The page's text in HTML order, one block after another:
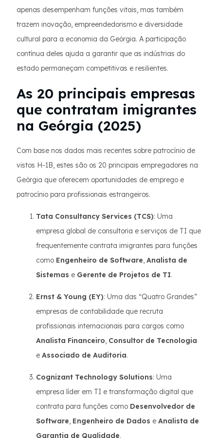
apenas desempenham funções vitais, mas também
trazem inovação, empreendedorismo e diversidade
cultural para a economia da Geórgia. A participação
contínua deles ajuda a garantir que as indústrias do
estado permaneçam competitivas e resilientes.
As 20 principais empresas
que contratam imigrantes
na Geórgia (2025)
Com base nos dados mais recentes sobre patrocínio de
vistos H-1B, estes são os 20 principais empregadores na
Geórgia que oferecem oportunidades de emprego e
patrocínio para profissionais estrangeiros.
Tata Consultancy Services (TCS): Uma
empresa global de consultoria e serviços de TI que
frequentemente contrata imigrantes para funções
como Engenheiro de Software, Analista de
Sistemas e Gerente de Projetos de TI.
Ernst & Young (EY): Uma das “Quatro Grandes”
empresas de contabilidade que recruta
profissionais internacionais para cargos como
Analista Financeiro, Consultor de Tecnologia
e Associado de Auditoria.
Cognizant Technology Solutions: Uma
empresa líder em TI e transformação digital que
contrata para funções como Desenvolvedor de
Software, Engenheiro de Dados e Analista de
Garantia de Qualidade.